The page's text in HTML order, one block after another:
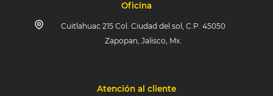
Oficina
Cuitlahuac 215 Col. Ciudad del sol, C.P. 45050
Zapopan, Jalisco, Mx.
Atención al cliente